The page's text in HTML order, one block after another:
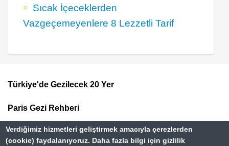
Sıcak İçeceklerden
Vazgeçemeyenlere 8 Lezzetli Tarif
Footer
Top
Menu
Türkiye'de Gezilecek 20 Yer
Paris Gezi Rehberi
Vizesiz Ülkeler Rehberi
Verdiğimiz hizmetleri geliştirmek amacıyla çerezlerden
(cookie) faydalanıyoruz. Daha fazla bilgi için gizlilik